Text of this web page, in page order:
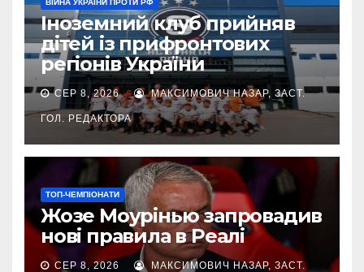
Іноземний клуб прийняв
дітей із прифронтових
регіонів України
СЕР 8, 2026 МАКСИМОВИЧ НАЗАР, ЗАСТ.
ГОЛ. РЕДАКТОРА
ТОП-ЧЕМПІОНАТИ
Жозе Моурінью запровадив
нові правила в Реалі
СЕР 8, 2026 МАКСИМОВИЧ НАЗАР, ЗАСТ.